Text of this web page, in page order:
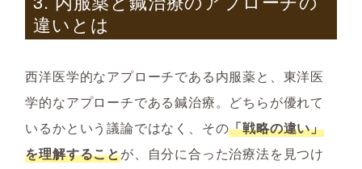
違いとは
西洋医学的なアプローチである内服薬と、東洋医
学的なアプローチである鍼治療。どちらが優れて
いるかという議論ではなく、その「戦略の違い」
を理解することが、自分に合った治療法を見つけ